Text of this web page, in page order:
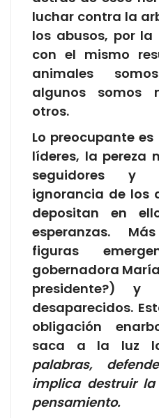
luchar contra la
los abusos, por la
con el mismo
animales
algunos somos
otros.
Lo preocupante
líderes, la pereza
seguidores y
ignorancia de los
depositan en
esperanzas.
figuras
gobernadora
presidente?)
desaparecidos.
obligación
saca a la luz
palabras,
implica destruir
pensamiento.